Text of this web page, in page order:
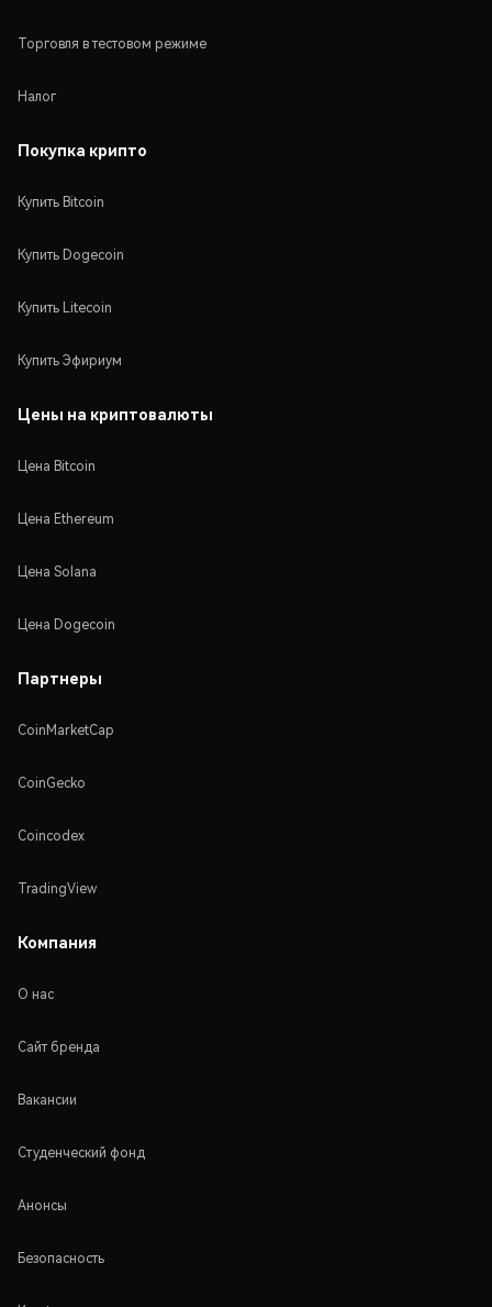
Торговля в тестовом режиме
Налог
Покупка крипто
Купить Bitcoin
Купить Dogecoin
Купить Litecoin
Купить Эфириум
Цены на криптовалюты
Цена Bitcoin
Цена Ethereum
Цена Solana
Цена Dogecoin
Партнеры
CoinMarketCap
CoinGecko
Coincodex
TradingView
Компания
О нас
Сайт бренда
Вакансии
Студенческий фонд
Анонсы
Безопасность